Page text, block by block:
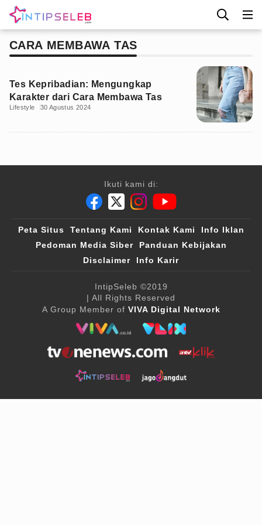
CARA MEMBAWA TAS
Tes Kepribadian: Mengungkap
Karakter dari Cara Membawa Tas
Lifestyle 30 Agustus 2024
Ikuti kami di:
Peta Situs Tentang Kami Kontak Kami
Info Iklan
Pedoman Media Siber
Panduan Kebijakan
Disclaimer
Info Karir
IntipSeleb ©2019
| All Rights Reserved
A Group Member of VIVA Digital Network